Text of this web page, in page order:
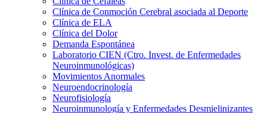
Clínica de Conmoción Cerebral asociada al Deporte
Clínica de ELA
Clínica del Dolor
Demanda Espontánea
Laboratorio CIEN (Ctro. Invest. de Enfermedades
Neuroinmunológicas)
Movimientos Anormales
Neuroendocrinología
Neurofisiología
Neuroinmunología y Enfermedades Desmielinizantes